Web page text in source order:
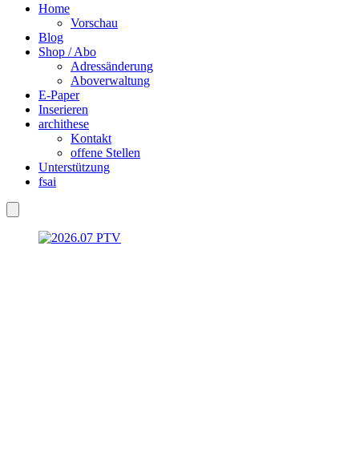
Home
Vorschau
Blog
Shop / Abo
Adressänderung
Aboverwaltung
E-Paper
Inserieren
archithese
Kontakt
offene Stellen
Unterstützung
fsai